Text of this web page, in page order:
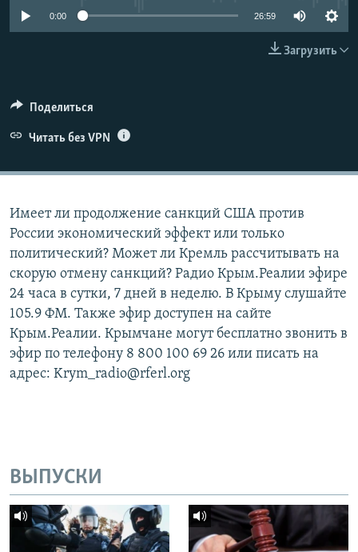
ПОБЕДИТЕЛЕЙ НЕ СУДЯТ?
УКРАИНСКАЯ ПРОБЛЕМА КРЫМА
ПРИСОЕДИНЯЙТЕСЬ!
0:00 26:59
Загрузить
Поделиться
Читать без VPN
Имеет ли продолжение санкций США против
России экономический эффект или только
политический? Может ли Кремль рассчитывать на
скорую отмену санкций? Радио Крым.Реалии эфире
24 часа в сутки, 7 дней в неделю. В Крыму слушайте
105.9 ФМ. Также эфир доступен на сайте
Крым.Реалии. Крымчане могут бесплатно звонить в
эфир по телефону 8 800 100 69 26 или писать на
адрес: Krym_radio@rferl.org
ВЫПУСКИ